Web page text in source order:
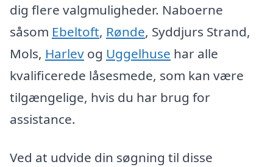
dig flere valgmuligheder. Naboerne
såsom Ebeltoft, Rønde, Syddjurs Strand,
Mols, Harlev og Uggelhuse har alle
kvalificerede låsesmede, som kan være
tilgængelige, hvis du har brug for
assistance.
Ved at udvide din søgning til disse